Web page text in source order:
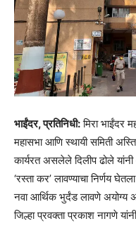
भाईंदर, प्रतिनिधी:मिरा भाईंदर
महासभा आणि स्थायी समिती
कार्यरत असलेले दिलीप ढोले
‘रस्ता कर’ लावण्याचा निर्णय
नवा आर्थिक भुर्दंड लावणे अयोग्य
जिल्हा प्रवक्ता प्रकाश नागणे